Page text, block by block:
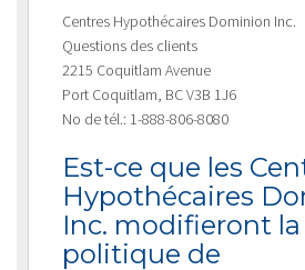
Centres Hypothécaires Dominion Inc.
Questions des clients
2215 Coquitlam Avenue
Port Coquitlam, BC V3B 1J6
No de tél.: 1-888-806-8080
Est-ce que les
Hypothécaires
Inc. modifieront
politique de